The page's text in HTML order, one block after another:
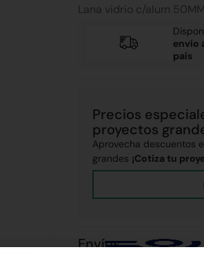
Lana vidrio c/alum
envío
país
Precios
proyectos
Aprovecha descuentos
grandes ¡Cotiza tu
Envíos